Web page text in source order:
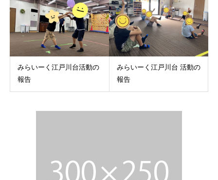
みらいーく江戸川台活動の
報告
みらいーく江戸川台 活動の
報告